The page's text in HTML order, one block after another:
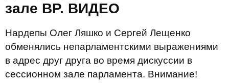
зале ВР. ВИДЕО
Нардепы Олег Ляшко и Сергей Лещенко
обменялись непарламентскими выражениями
в адрес друг друга во время дискуссии в
сессионном зале парламента. Внимание!